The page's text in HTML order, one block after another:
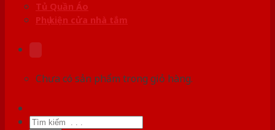
Tủ Quần Áo
Phụ kiện cửa nhà tắm
Chưa có sản phẩm trong giỏ hàng.
Tìm